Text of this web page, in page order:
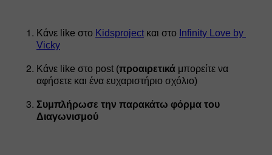
Κάνε like στο Kidsproject και στο Infinity Love by
Vicky
Κάνε like στο post (προαιρετικά μπορείτε να
αφήσετε και ένα ευχαριστήριο σχόλιο)
Συμπλήρωσε την παρακάτω φόρμα του
Διαγωνισμού